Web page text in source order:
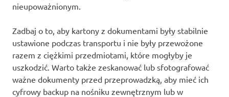
nieupoważnionym.
Zadbaj o to, aby kartony z dokumentami były stabilnie
ustawione podczas transportu i nie były przewożone
razem z ciężkimi przedmiotami, które mogłyby je
uszkodzić. Warto także zeskanować lub sfotografować
ważne dokumenty przed przeprowadzką, aby mieć ich
cyfrowy backup na nośniku zewnętrznym lub w